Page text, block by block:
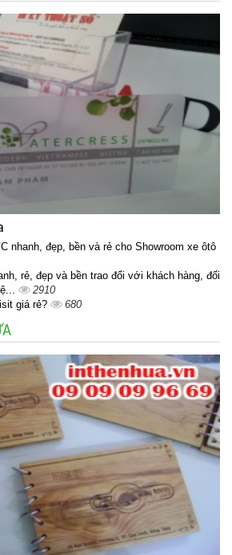
nhanh, đẹp, bền và rẻ cho Showroom xe ôtô
rẻ, đẹp và bền trao đổi với khách hàng, đối
2910
giá rẻ?
680